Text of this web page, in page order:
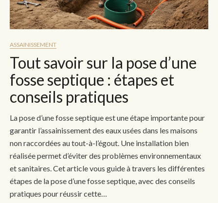
ASSAINISSEMENT
Tout savoir sur la pose d’une
fosse septique : étapes et
conseils pratiques
La pose d’une fosse septique est une étape importante pour
garantir l’assainissement des eaux usées dans les maisons
non raccordées au tout-à-l’égout. Une installation bien
réalisée permet d’éviter des problèmes environnementaux
et sanitaires. Cet article vous guide à travers les différentes
étapes de la pose d’une fosse septique, avec des conseils
pratiques pour réussir cette…